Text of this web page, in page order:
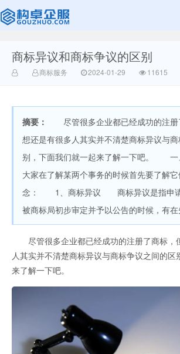
赣州兰之新知
商标异议和商标争议的区别
商标服务 2024-01-29 11615
摘要：
尽管很多企业都已经成功的注册
想还是有很多人其实并不清楚商标异议与
别，下面我们就一起来了解一下吧。
大家在了解某两个事务的时候首先要了解
念： 1、商标异议 商标异议是指申请
被商标局初步审定并予以公告的时候，有
尽管很多企业都已经成功的注册了商标，
人其实并不清楚商标异议与商标争议之间的区
来了解一下吧。